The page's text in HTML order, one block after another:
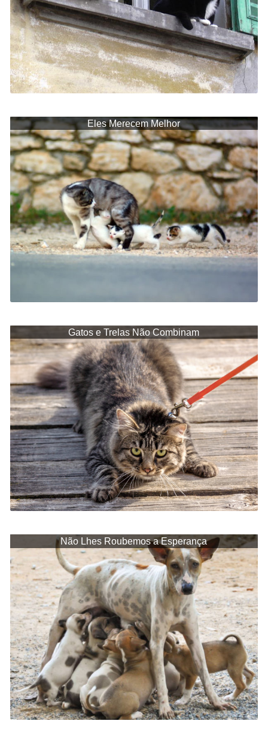
Eles Merecem Melhor
Gatos e Trelas Não Combinam
Não Lhes Roubemos a Esperança